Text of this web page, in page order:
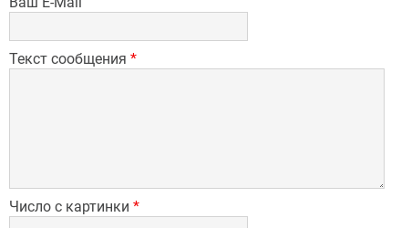
Текст сообщения *
Число с картинки *